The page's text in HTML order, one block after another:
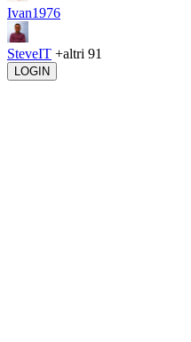
Ivan1976
SteveIT +altri 91
LOGIN